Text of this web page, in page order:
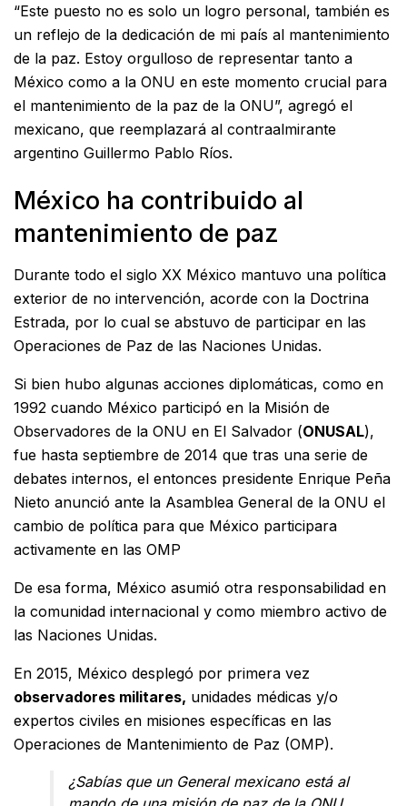
“Este puesto no es solo un logro personal, también es
un reflejo de la dedicación de mi país al mantenimiento
de la paz. Estoy orgulloso de representar tanto a
México como a la ONU en este momento crucial para
el mantenimiento de la paz de la ONU”, agregó el
mexicano, que reemplazará al contraalmirante
argentino Guillermo Pablo Ríos.
México ha contribuido al
mantenimiento de paz
Durante todo el siglo XX México mantuvo una política
exterior de no intervención, acorde con la Doctrina
Estrada, por lo cual se abstuvo de participar en las
Operaciones de Paz de las Naciones Unidas.
Si bien hubo algunas acciones diplomáticas, como en
1992 cuando México participó en la Misión de
Observadores de la ONU en El Salvador (ONUSAL),
fue hasta septiembre de 2014 que tras una serie de
debates internos, el entonces presidente Enrique Peña
Nieto anunció ante la Asamblea General de la ONU el
cambio de política para que México participara
activamente en las OMP
De esa forma, México asumió otra responsabilidad en
la comunidad internacional y como miembro activo de
las Naciones Unidas.
En 2015, México desplegó por primera vez
observadores militares, unidades médicas y/o
expertos civiles en misiones específicas en las
Operaciones de Mantenimiento de Paz (OMP).
¿Sabías que un General mexicano está al